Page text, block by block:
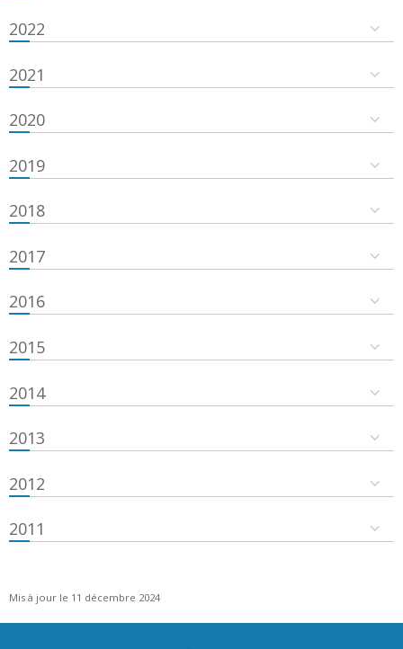
2022
2021
2020
2019
2018
2017
2016
2015
2014
2013
2012
2011
Mis à jour le 11 décembre 2024